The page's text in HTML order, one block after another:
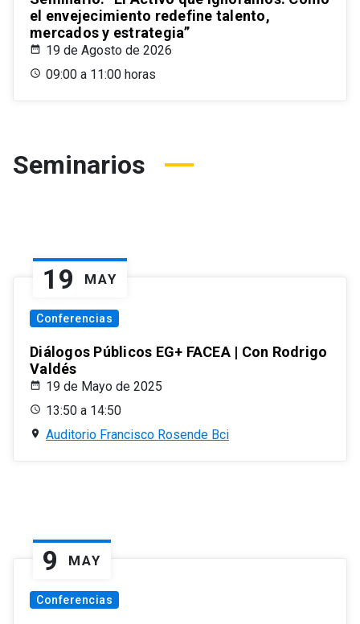
el envejecimiento redefine talento,
mercados y estrategia”
19 de Agosto de 2026
09:00 a 11:00 horas
Seminarios
19 MAY
Conferencias
Diálogos Públicos EG+ FACEA | Con Rodrigo
Valdés
19 de Mayo de 2025
13:50 a 14:50
Auditorio Francisco Rosende Bci
9 MAY
Conferencias